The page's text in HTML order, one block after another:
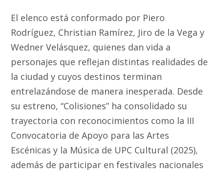
El elenco está conformado por Piero
Rodríguez, Christian Ramírez, Jiro de la Vega y
Wedner Velásquez, quienes dan vida a
personajes que reflejan distintas realidades de
la ciudad y cuyos destinos terminan
entrelazándose de manera inesperada. Desde
su estreno, “Colisiones” ha consolidado su
trayectoria con reconocimientos como la III
Convocatoria de Apoyo para las Artes
Escénicas y la Música de UPC Cultural (2025),
además de participar en festivales nacionales